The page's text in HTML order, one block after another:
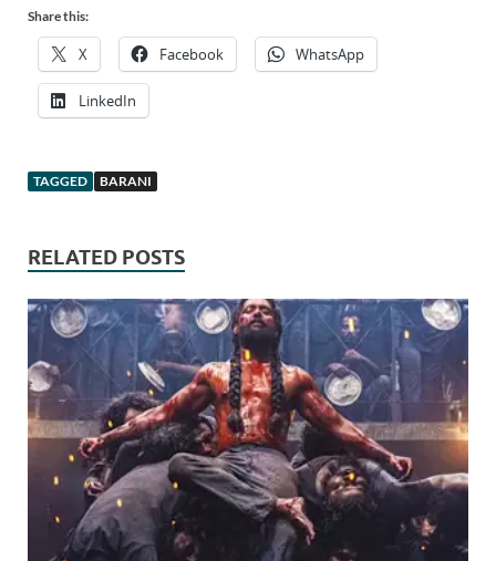
Share this:
X Facebook WhatsApp
LinkedIn
TAGGED BARANI
RELATED POSTS